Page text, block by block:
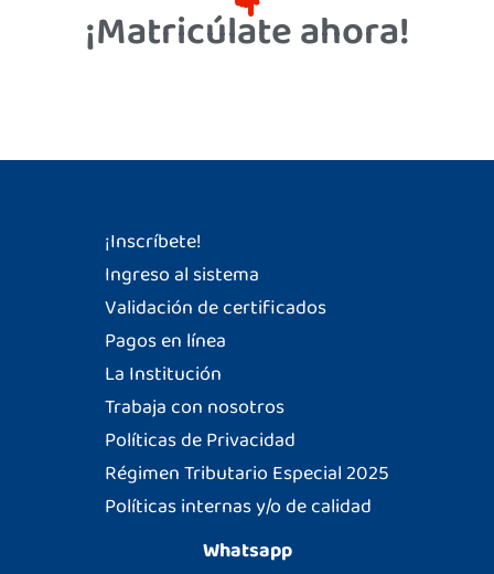
¡Matricúlate ahora!
¡Inscríbete!
Ingreso al sistema
Validación de certificados
Pagos en línea
La Institución
Trabaja con nosotros
Políticas de Privacidad
Régimen Tributario Especial 2025
Políticas internas y/o de calidad
Whatsapp